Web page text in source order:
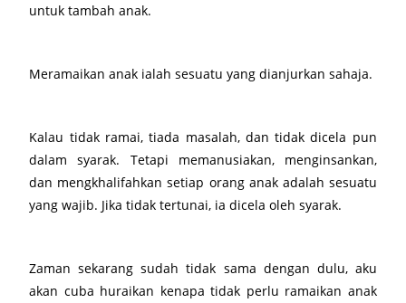
untuk tambah anak.
Meramaikan anak ialah sesuatu yang dianjurkan sahaja.
Kalau tidak ramai, tiada masalah, dan tidak dicela pun
dalam syarak. Tetapi memanusiakan, menginsankan,
dan mengkhalifahkan setiap orang anak adalah sesuatu
yang wajib. Jika tidak tertunai, ia dicela oleh syarak.
Zaman sekarang sudah tidak sama dengan dulu, aku
akan cuba huraikan kenapa tidak perlu ramaikan anak